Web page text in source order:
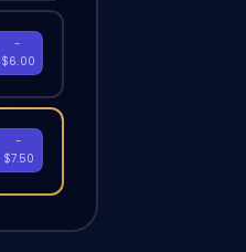
-
$6.00
-
$7.50